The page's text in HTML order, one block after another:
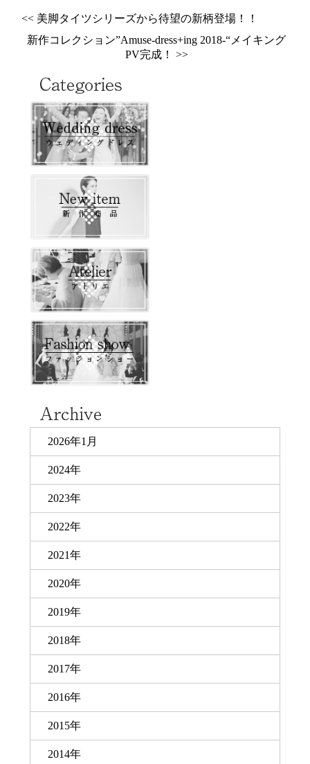
<< 美脚タイツシリーズから待望の新柄登場！！
新作コレクション”Amuse-dress+ing 2018-“メイキング
PV完成！ >>
2026年1月
2024年
2023年
2022年
2021年
2020年
2019年
2018年
2017年
2016年
2015年
2014年